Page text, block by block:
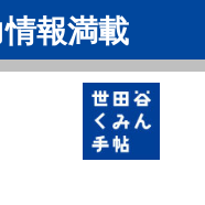
報満載